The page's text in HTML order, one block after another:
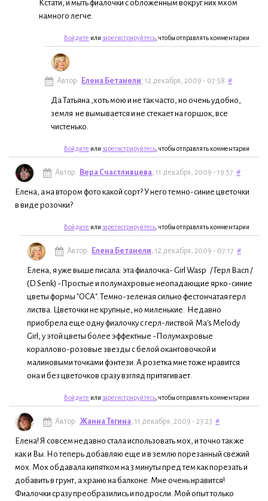
Кстати, и мыть фиалочки с обложенным вокруг них мхом
намного легче.
Войдите или зарегистрируйтесь , чтобы отправлять комментарии
Автор: Елена Бетанели, 12 декабря, 2009 - 07:58 #
Да Татьяна ,хоть мою и не так часто, но очень удобно,
земля не вымывается и не стекает на горшок, все
чистенько.
Войдите или зарегистрируйтесь , чтобы отправлять комментарии
Автор: Вера Счастливцева, 11 декабря, 2009 - 19:57 #
Елена, а на втором фото какой сорт? У него темно-синие цветочки
в виде розочки?
Войдите или зарегистрируйтесь , чтобы отправлять комментарии
Автор: Елена Бетанели, 12 декабря, 2009 - 07:17 #
Елена, я уже выше писала: эта фиалочка- Girl Wasp / Герл Васп /
(D.Senk) -Простые и полумахровые неопадающие ярко-синие
цветы формы "ОСА". Темно-зеленая сильно фестончатая герл
листва. Цветочки не крупные, но миленькие. Недавно
приобрела еще одну фиалочку с герл-листвой Ma's Melody
Girl, у этой цветы более эффектные -Полумахровые
кораллово-розовые звезды с белой окантовочкой и
малиновыми точками фэнтези. А розетка мне тоже нравится
она и без цветочков сразу взгляд притягивает.
Войдите или зарегистрируйтесь , чтобы отправлять комментарии
Автор: Жанна Тягина, 11 декабря, 2009 - 23:23 #
Елена! Я совсем недавно стала использовать мох, и точно так же
как и Вы. Но теперь добавляю еще и в землю порезанный свежий
мох. Мох обдавала кипятком на 3 минуты пред тем как порезать и
добавить в грунт, а храню на балконе. Мне очень нравится!
Фиалочки сразу преобразились и подросли. Мой опыт только